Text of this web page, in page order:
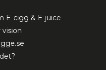
E-cigg & E-juice
vision